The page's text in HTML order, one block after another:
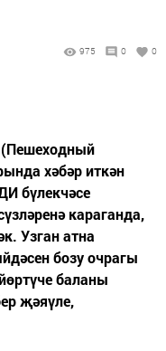
975 0 0
хәбәр иткән
бүлекчәсе
караганда,
Узган атна
бозу очрагы
баланы
җәяүле,